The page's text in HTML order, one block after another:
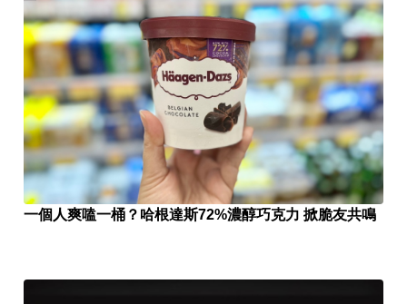
一個人爽嗑一桶？哈根達斯72%濃醇巧克力 掀脆友共鳴